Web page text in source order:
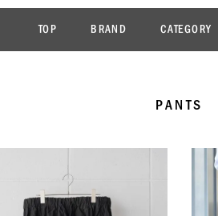
TOP BRAND CATEGORY
PANTS